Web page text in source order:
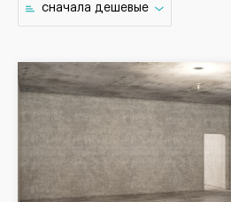
cначала дешевые